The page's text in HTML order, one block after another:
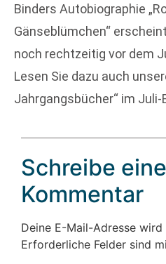
Binders Autobiographie
Gänseblümchen“
noch rechtzeitig vor dem
Lesen Sie dazu auch
Jahrgangsbücher“ im Juli-
Schreibe
Kommentar
Deine E-Mail-Adresse
Erforderliche Felder sind